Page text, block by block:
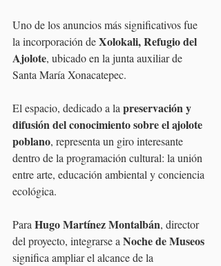
Uno de los anuncios más significativos fue
la incorporación de Xolokali, Refugio del
Ajolote, ubicado en la junta auxiliar de
Santa María Xonacatepec.
El espacio, dedicado a la preservación y
difusión del conocimiento sobre el ajolote
poblano, representa un giro interesante
dentro de la programación cultural: la unión
entre arte, educación ambiental y conciencia
ecológica.
Para Hugo Martínez Montalbán, director
del proyecto, integrarse a Noche de Museos
significa ampliar el alcance de la